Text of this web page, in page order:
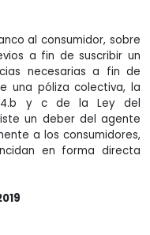
al consumidor, sobre
a fin de suscribir un
necesarias a fin de
una póliza colectiva, la
y c de la Ley del
un deber del agente
a los consumidores,
en forma directa